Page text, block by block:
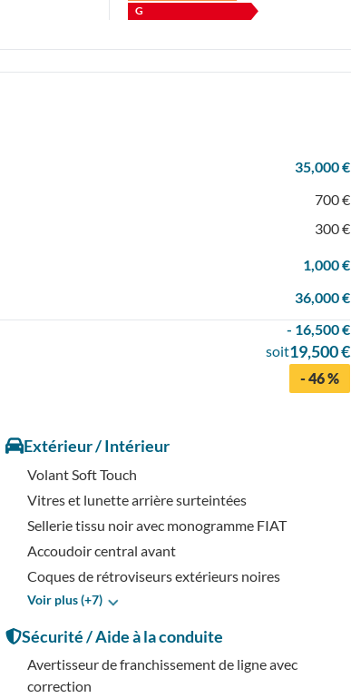
G
35,000 €
700 €
300 €
1,000 €
36,000 €
- 16,500 €
soit19,500 €
- 46 %
Extérieur / Intérieur
Volant Soft Touch
Vitres et lunette arrière surteintées
Sellerie tissu noir avec monogramme FIAT
Accoudoir central avant
Coques de rétroviseurs extérieurs noires
Voir plus (+7)
Sécurité / Aide à la conduite
Avertisseur de franchissement de ligne avec
correction